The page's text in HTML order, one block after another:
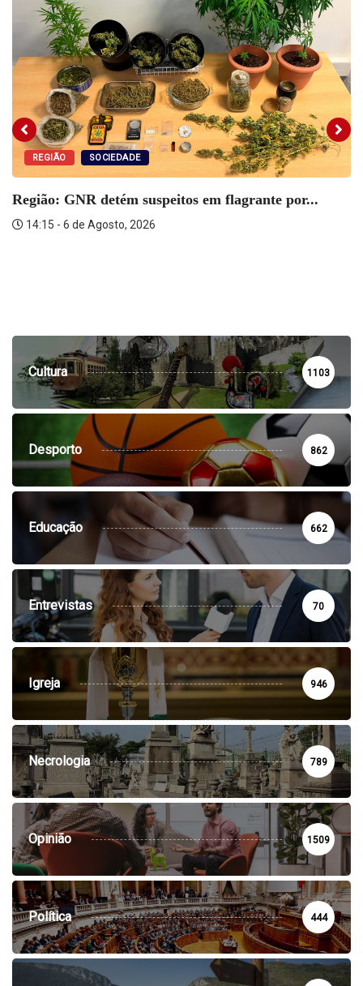
REGIÃO SOCIEDADE
Região: GNR detém suspeitos em flagrante por...
14:15 - 6 de Agosto, 2026
Cultura 1103
Desporto 862
Educação 662
Entrevistas 70
Igreja 946
Necrologia 789
Opinião 1509
Política 444